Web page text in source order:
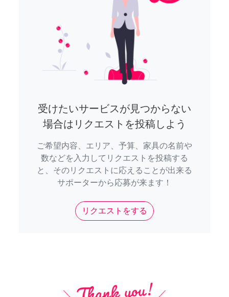
受けたいサービスが見つからない
場合はリクエストを投稿しよう
ご希望内容、エリア、予算、家具の名前や
数などを入力してリクエストを投稿する
と、そのリクエストに応えることが出来る
サポーターから応募が来ます！
リクエストをする